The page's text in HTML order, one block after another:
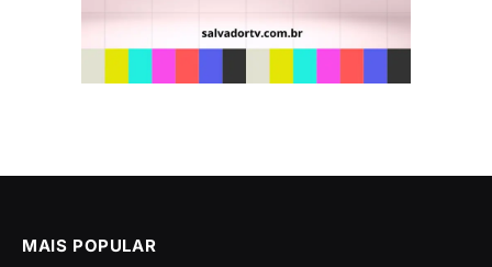
MAIS POPULAR